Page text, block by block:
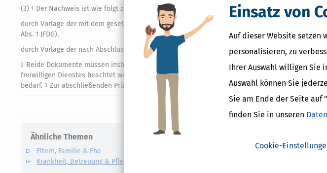
Einsatz von
Auf dieser Website setzen
personalisieren, zu
Ihrer Auswahl willigen Sie
Auswahl können Sie
Sie am Ende der Seite auf
finden Sie in unseren
Cookie-
(3) 1 Der Nachweis ist wie folgt zu erbringen:
durch Vorlage der mit dem gesetzlich zugelassenen oder anerkannten Träger vor Beginn des
Abs. 1 JFDG),
durch Vorlage der nach Abschluss des Dienstes erteilten Bescheinigung des Trägers (§ 11 Abs. 3
2 Beide Dokumente müssen insbesondere die Erklärung des Trägers enthalten, dass die
freiwilligen Dienstes beachtet werden (§ 11 Abs. 1 Nr. 4 JFDG), und den Zulassungsbescheid des
bedarf. 3 Zur abschließenden Prüfung siehe A 18.1 Abs. 3.
Ähnliche Themen
Eltern, Familie & Ehe
Krankheit, Betreuung & Pflege